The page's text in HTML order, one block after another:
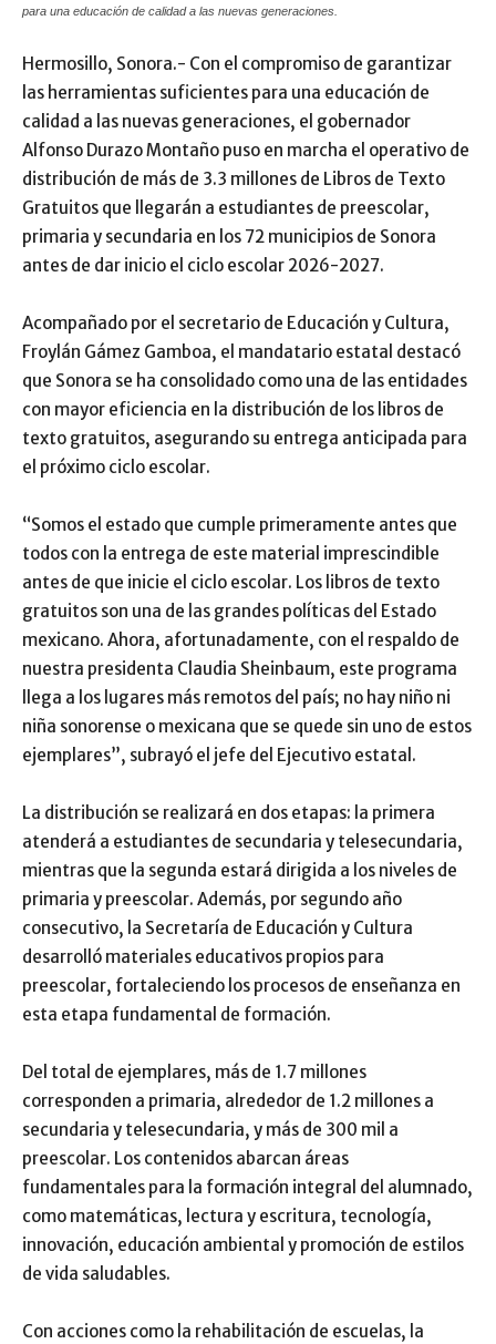
para una educación de calidad a las nuevas generaciones.
Hermosillo, Sonora.- Con el compromiso de garantizar
las herramientas suficientes para una educación de
calidad a las nuevas generaciones, el gobernador
Alfonso Durazo Montaño puso en marcha el operativo de
distribución de más de 3.3 millones de Libros de Texto
Gratuitos que llegarán a estudiantes de preescolar,
primaria y secundaria en los 72 municipios de Sonora
antes de dar inicio el ciclo escolar 2026-2027.
Acompañado por el secretario de Educación y Cultura,
Froylán Gámez Gamboa, el mandatario estatal destacó
que Sonora se ha consolidado como una de las entidades
con mayor eficiencia en la distribución de los libros de
texto gratuitos, asegurando su entrega anticipada para
el próximo ciclo escolar.
“Somos el estado que cumple primeramente antes que
todos con la entrega de este material imprescindible
antes de que inicie el ciclo escolar. Los libros de texto
gratuitos son una de las grandes políticas del Estado
mexicano. Ahora, afortunadamente, con el respaldo de
nuestra presidenta Claudia Sheinbaum, este programa
llega a los lugares más remotos del país; no hay niño ni
niña sonorense o mexicana que se quede sin uno de estos
ejemplares”, subrayó el jefe del Ejecutivo estatal.
La distribución se realizará en dos etapas: la primera
atenderá a estudiantes de secundaria y telesecundaria,
mientras que la segunda estará dirigida a los niveles de
primaria y preescolar. Además, por segundo año
consecutivo, la Secretaría de Educación y Cultura
desarrolló materiales educativos propios para
preescolar, fortaleciendo los procesos de enseñanza en
esta etapa fundamental de formación.
Del total de ejemplares, más de 1.7 millones
corresponden a primaria, alrededor de 1.2 millones a
secundaria y telesecundaria, y más de 300 mil a
preescolar. Los contenidos abarcan áreas
fundamentales para la formación integral del alumnado,
como matemáticas, lectura y escritura, tecnología,
innovación, educación ambiental y promoción de estilos
de vida saludables.
Con acciones como la rehabilitación de escuelas, la